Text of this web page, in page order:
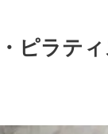
ピラテ